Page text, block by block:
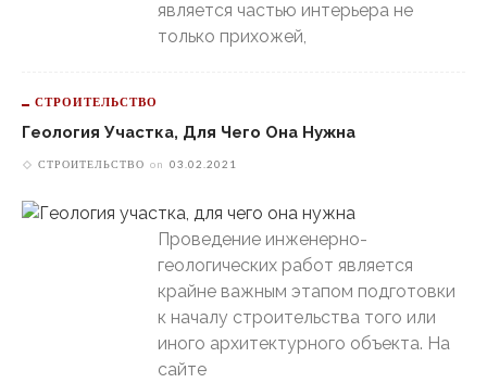
является частью интерьера не
только прихожей,
СТРОИТЕЛЬСТВО
Геология Участка, Для Чего Она Нужна
СТРОИТЕЛЬСТВО on 03.02.2021
Проведение инженерно-
геологических работ является
крайне важным этапом подготовки
к началу строительства того или
иного архитектурного объекта. На
сайте